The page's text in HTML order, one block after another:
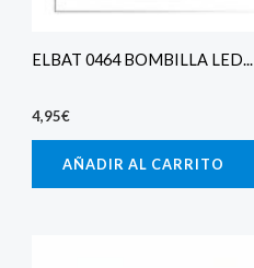
ELBAT 0464 BOMBILLA LED...
4,95€
AÑADIR AL CARRITO